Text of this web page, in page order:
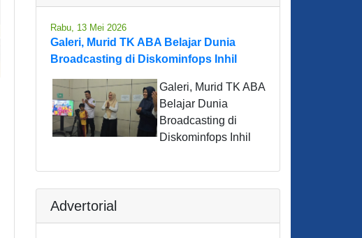
Rabu, 13 Mei 2026
Galeri, Murid TK ABA Belajar Dunia
Broadcasting di Diskominfops Inhil
Galeri, Murid TK ABA
Belajar Dunia
Broadcasting di
Diskominfops Inhil
Advertorial